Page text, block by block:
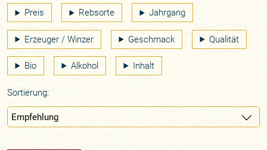
Preis Rebsorte Jahrgang
Erzeuger / Winzer Geschmack Qualität
Bio Alkohol Inhalt
Sortierung: